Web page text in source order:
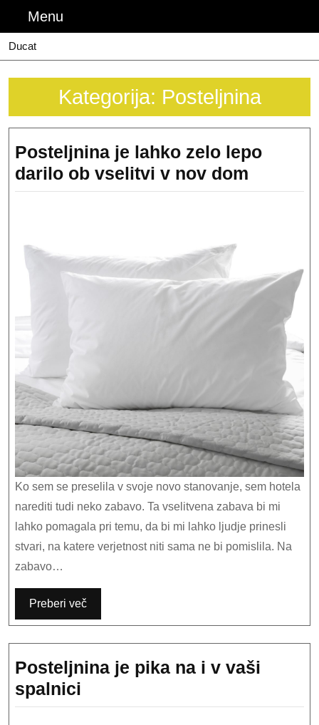
content
Menu
Ducat
Kategorija: Posteljnina
Posteljnina je lahko zelo lepo
darilo ob vselitvi v nov dom
je
darilo
ob
vselitvi
dom
Ko sem se preselila v svoje novo stanovanje, sem hotela
narediti tudi neko zabavo. Ta vselitvena zabava bi mi
lahko pomagala pri temu, da bi mi lahko ljudje prinesli
stvari, na katere verjetnost niti sama ne bi pomislila. Na
zabavo…
Preberi več
Posteljnina je pika na i v vaši
spalnici
je